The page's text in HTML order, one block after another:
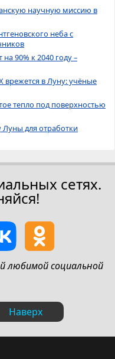
научную миссию в
неба с
90% к 2040 году –
врежется в Луну: учёные
тепло под поверхностью
Луны для отработки
сетях.
любимой социальной
Наверх